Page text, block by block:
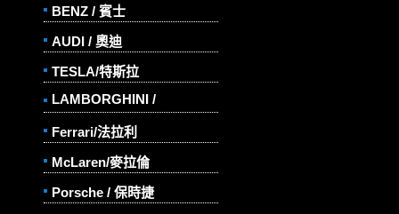
BENZ / 賓士
AUDI / 奧迪
TESLA/特斯拉
LAMBORGHINI /
Ferrari/法拉利
McLaren/麥拉倫
Porsche / 保時捷